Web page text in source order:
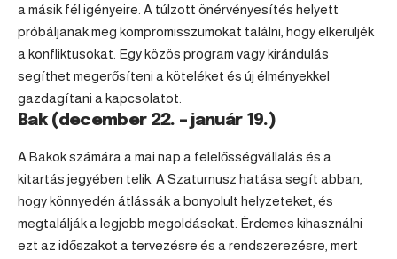
a másik fél igényeire. A túlzott önérvényesítés helyett
próbáljanak meg kompromisszumokat találni, hogy elkerüljék
a konfliktusokat. Egy közös program vagy kirándulás
segíthet megerősíteni a köteléket és új élményekkel
gazdagítani a kapcsolatot.
Bak (december 22. – január 19.)
A Bakok számára a mai nap a felelősségvállalás és a
kitartás jegyében telik. A Szaturnusz hatása segít abban,
hogy könnyedén átlássák a bonyolult helyzeteket, és
megtalálják a legjobb megoldásokat. Érdemes kihasználni
ezt az időszakot a tervezésre és a rendszerezésre, mert